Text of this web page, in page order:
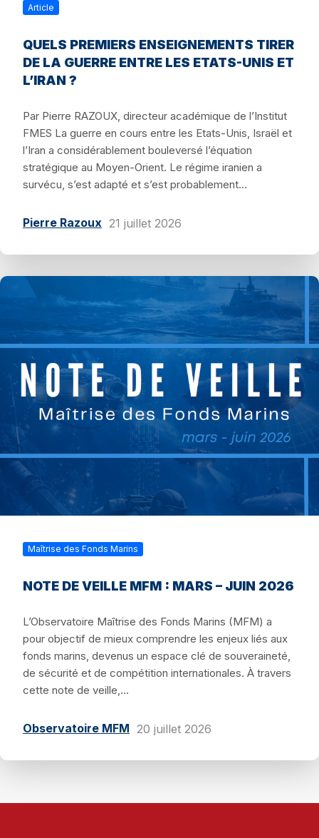
Article
QUELS PREMIERS ENSEIGNEMENTS TIRER
DE LA GUERRE ENTRE LES ETATS-UNIS ET
L’IRAN ?
Par Pierre RAZOUX, directeur académique de l’Institut
FMES La guerre en cours entre les Etats-Unis, Israël et
l’Iran a considérablement bouleversé l’équation
stratégique au Moyen-Orient. Le régime iranien a
survécu, s’est adapté et s’est probablement...
Pierre Razoux 21 juillet 2026
Maîtrise des Fonds Marins
NOTE DE VEILLE MFM : MARS – JUIN 2026
L’Observatoire Maîtrise des Fonds Marins (MFM) a
pour objectif de mieux comprendre les enjeux liés aux
fonds marins, devenus un espace clé de souveraineté,
de sécurité et de compétition internationales. À travers
cette note de veille,...
Observatoire MFM 20 juillet 2026